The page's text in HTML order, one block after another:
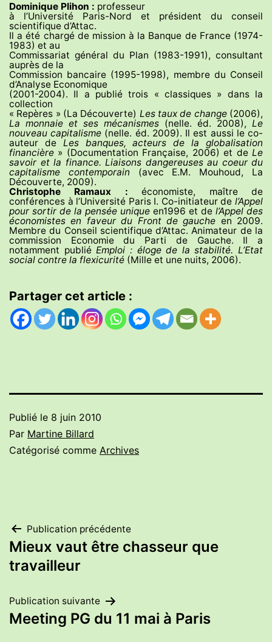
Dominique Plihon : professeur
à l’Université Paris-Nord et président du conseil
scientifique d’Attac.
Il a été chargé de mission à la Banque de France (1974-
1983) et au
Commissariat général du Plan (1983-1991), consultant
auprès de la
Commission bancaire (1995-1998), membre du Conseil
d’Analyse Economique
(2001-2004). Il a publié trois « classiques » dans la
collection
« Repères » (La Découverte) Les taux de change (2006),
La monnaie et ses mécanismes (nelle. éd. 2008), Le
nouveau capitalisme (nelle. éd. 2009). Il est aussi le co-
auteur deLes banques, acteurs de la globalisation
financière » (Documentation Française, 2006) et de Le
savoir et la finance. Liaisons dangereuses au coeur du
capitalisme contemporain (avec E.M. Mouhoud, La
Découverte, 2009).
Christophe Ramaux :économiste, maître de
conférences à l’Université Paris I. Co-initiateur de l’Appel
pour sortir de la pensée unique en1996 et de l’Appel des
économistes en faveur du Front de gauche en 2009.
Membre du Conseil scientifique d’Attac. Animateur de la
commission Economie du Parti de Gauche. Il a
notamment publiéEmploi : éloge de la stabilité. L’Etat
social contre la flexicurité (Mille et une nuits, 2006).
Partager cet article :
Publié le 8 juin 2010
Par Martine Billard
Catégorisé comme Archives
Navigation
de
l’article
Publication précédente
Mieux vaut être chasseur que
travailleur
Publication suivante
Meeting PG du 11 mai à Paris